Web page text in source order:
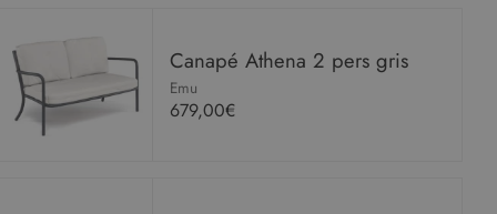
Canapé Athena 2 pers gris
Emu
679,00€